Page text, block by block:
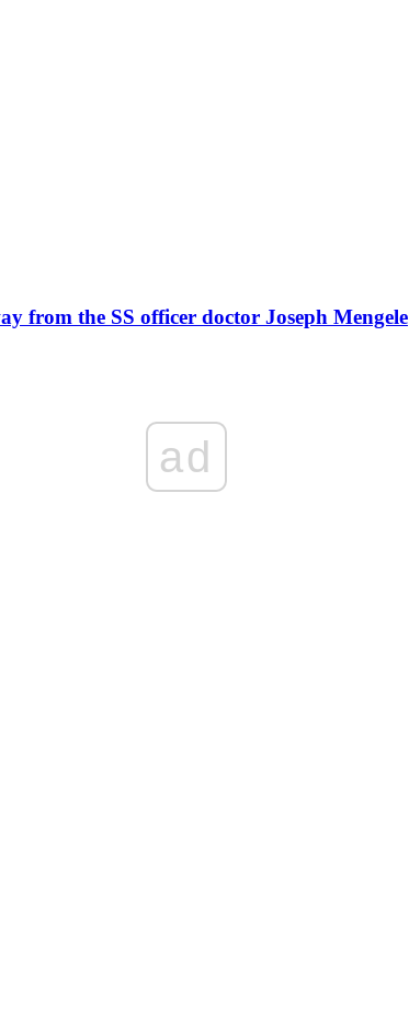
from the SS officer doctor Joseph Mengele
ad